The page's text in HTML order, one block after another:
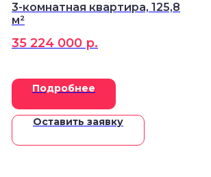
3-комнатная квартира, 125,8
м²
35 224 000 р.
Подробнее
Оставить заявку